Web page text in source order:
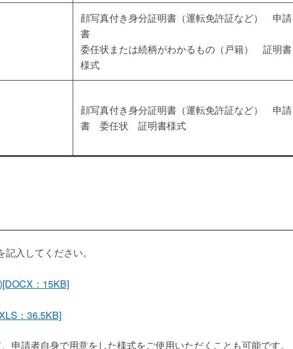
顔写真付き身分証明書（運転免許証など） 申請
書
委任状または続柄がわかるもの（戸籍） 証明書
様式
顔写真付き身分証明書（運転免許証など） 申請
書 委任状 証明書様式
入してください。
：15KB]
：36.5KB]
申請者自身で用意をした様式をご使用いただくことも可能です。